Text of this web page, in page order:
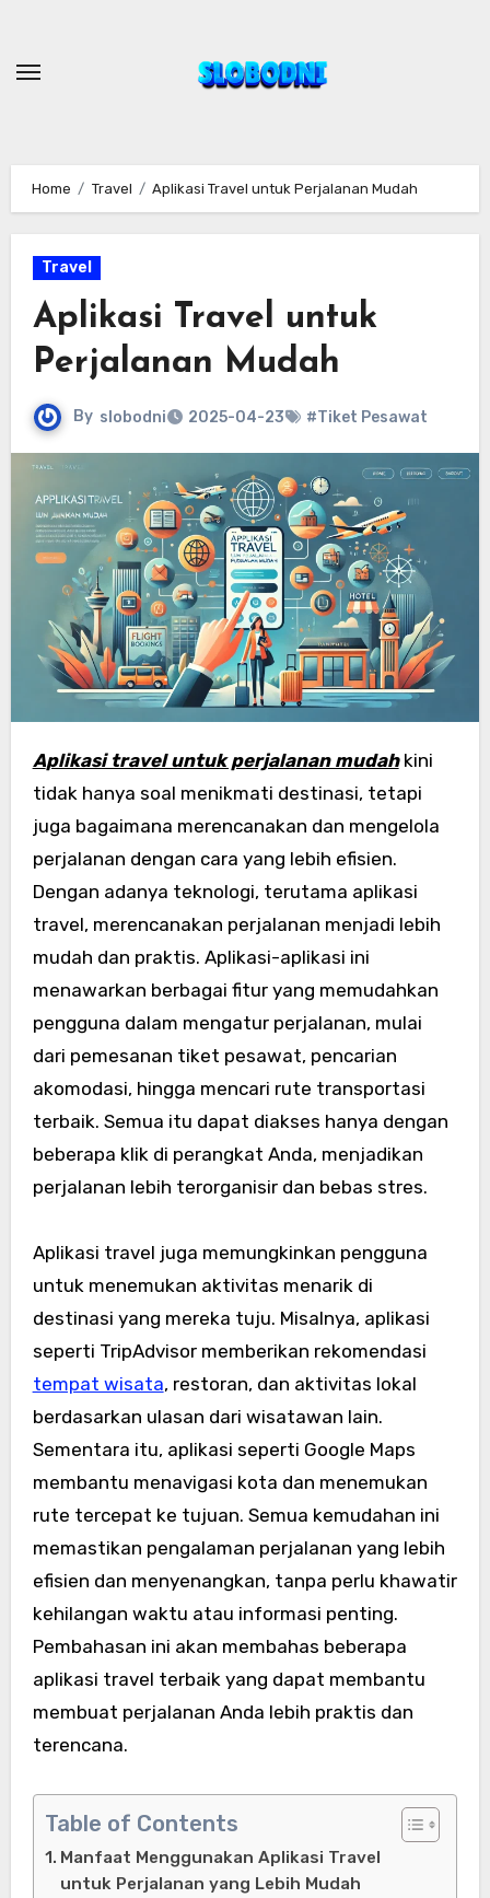
content
Home Travel Aplikasi Travel untuk Perjalanan Mudah
Travel
Aplikasi Travel untuk
Perjalanan Mudah
By slobodni 2025-04-23 #Tiket Pesawat
Aplikasi travel untuk perjalanan mudahkini
tidak hanya soal menikmati destinasi, tetapi
juga bagaimana merencanakan dan mengelola
perjalanan dengan cara yang lebih efisien.
Dengan adanya teknologi, terutama aplikasi
travel, merencanakan perjalanan menjadi lebih
mudah dan praktis. Aplikasi-aplikasi ini
menawarkan berbagai fitur yang memudahkan
pengguna dalam mengatur perjalanan, mulai
dari pemesanan tiket pesawat, pencarian
akomodasi, hingga mencari rute transportasi
terbaik. Semua itu dapat diakses hanya dengan
beberapa klik di perangkat Anda, menjadikan
perjalanan lebih terorganisir dan bebas stres.
Aplikasi travel juga memungkinkan pengguna
untuk menemukan aktivitas menarik di
destinasi yang mereka tuju. Misalnya, aplikasi
seperti TripAdvisor memberikan rekomendasi
tempat wisata, restoran, dan aktivitas lokal
berdasarkan ulasan dari wisatawan lain.
Sementara itu, aplikasi seperti Google Maps
membantu menavigasi kota dan menemukan
rute tercepat ke tujuan. Semua kemudahan ini
memastikan pengalaman perjalanan yang lebih
efisien dan menyenangkan, tanpa perlu khawatir
kehilangan waktu atau informasi penting.
Pembahasan ini akan membahas beberapa
aplikasi travel terbaik yang dapat membantu
membuat perjalanan Anda lebih praktis dan
terencana.
Table of Contents
Manfaat Menggunakan Aplikasi Travel
untuk Perjalanan yang Lebih Mudah